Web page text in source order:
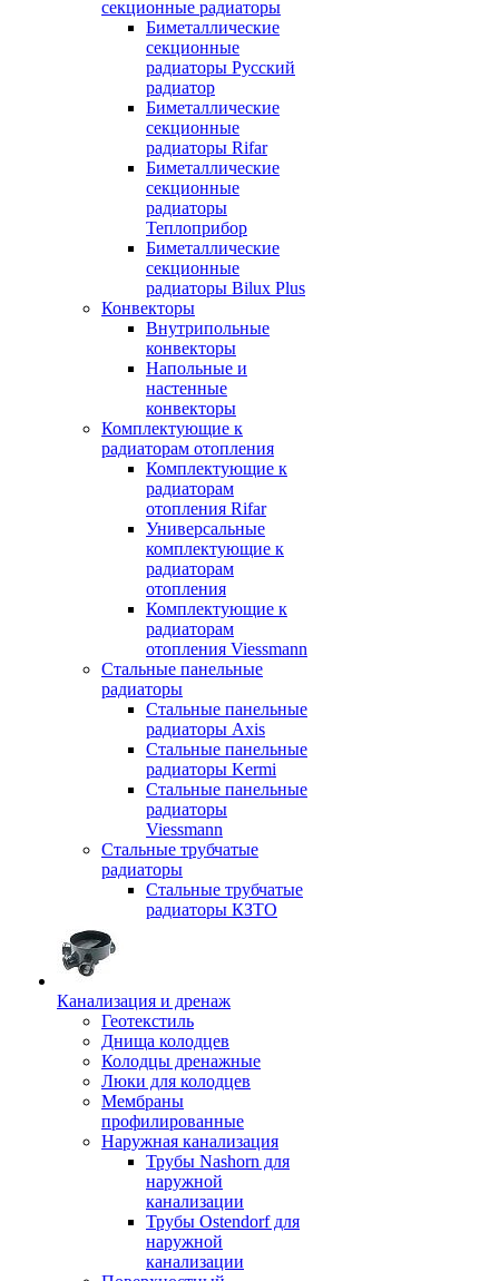
секционные радиаторы
Биметаллические
секционные
радиаторы Русский
радиатор
Биметаллические
секционные
радиаторы Rifar
Биметаллические
секционные
радиаторы
Теплоприбор
Биметаллические
секционные
радиаторы Bilux Plus
Конвекторы
Внутрипольные
конвекторы
Напольные и
настенные
конвекторы
Комплектующие к
радиаторам отопления
Комплектующие к
радиаторам
отопления Rifar
Универсальные
комплектующие к
радиаторам
отопления
Комплектующие к
радиаторам
отопления Viessmann
Стальные панельные
радиаторы
Стальные панельные
радиаторы Axis
Стальные панельные
радиаторы Kermi
Стальные панельные
радиаторы
Viessmann
Стальные трубчатые
радиаторы
Стальные трубчатые
радиаторы КЗТО
Канализация и дренаж
Геотекстиль
Днища колодцев
Колодцы дренажные
Люки для колодцев
Мембраны
профилированные
Наружная канализация
Трубы Nashorn для
наружной
канализации
Трубы Ostendorf для
наружной
канализации